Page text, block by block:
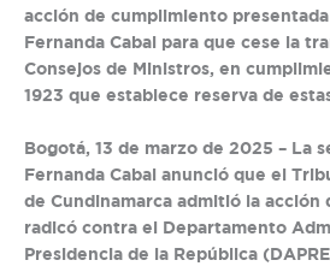
acción de cumplimiento
Fernanda Cabal para que cese la
Consejos de Ministros, en
1923 que establece reserva de
Bogotá, 13 de marzo de 2025 – La
Fernanda Cabal anunció que el
de Cundinamarca admitió la acción
radicó contra el Departamento
Presidencia de la República